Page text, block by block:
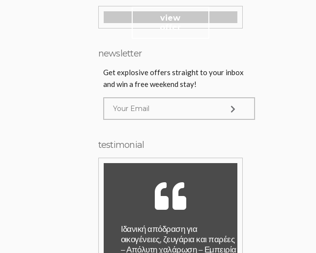
view
offer
newsletter
Get explosive offers straight to your inbox
and win a free weekend stay!
testimonial
Ιδανική απόδραση για
οικογένειες, ζευγάρια και παρέες
– Απόλυτη χαλάρωση – Εμπειρία